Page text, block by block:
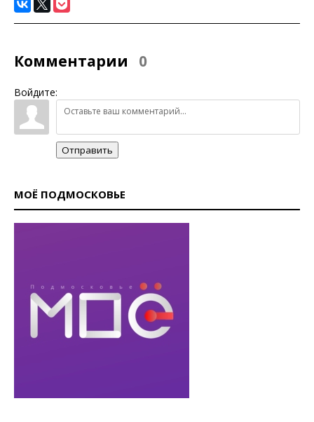
Комментарии 0
Войдите:
Отправить
МОЁ ПОДМОСКОВЬЕ